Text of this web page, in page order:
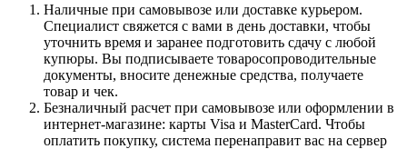
Наличные при самовывозе или доставке курьером.
Специалист свяжется с вами в день доставки, чтобы
уточнить время и заранее подготовить сдачу с любой
купюры. Вы подписываете товаросопроводительные
документы, вносите денежные средства, получаете
товар и чек.
Безналичный расчет при самовывозе или оформлении в
интернет-магазине: карты Visa и MasterCard. Чтобы
оплатить покупку, система перенаправит вас на сервер